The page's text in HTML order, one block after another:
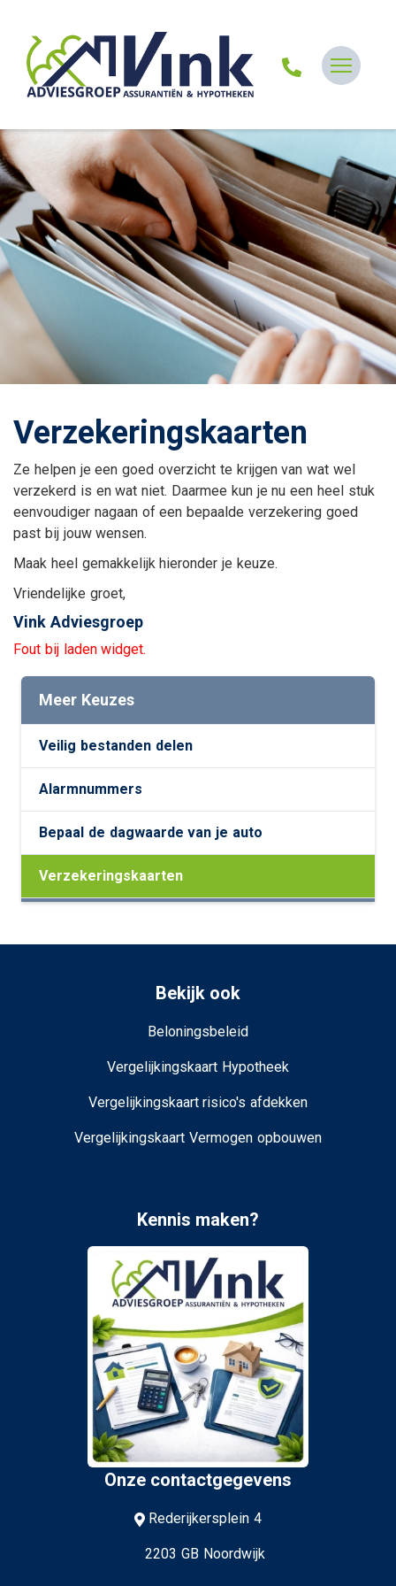
Verzekeringskaarten
Ze helpen je een goed overzicht te krijgen van wat wel
verzekerd is en wat niet. Daarmee kun je nu een heel stuk
eenvoudiger nagaan of een bepaalde verzekering goed
past bij jouw wensen.
Maak heel gemakkelijk hieronder je keuze.
Vriendelijke groet,
Vink Adviesgroep
Fout bij laden widget.
Meer Keuzes
Veilig bestanden delen
Alarmnummers
Bepaal de dagwaarde van je auto
Verzekeringskaarten
Bekijk ook
Beloningsbeleid
Vergelijkingskaart Hypotheek
Vergelijkingskaart risico's afdekken
Vergelijkingskaart Vermogen opbouwen
Kennis maken?
Onze contactgegevens
Rederijkersplein 4
2203 GB Noordwijk